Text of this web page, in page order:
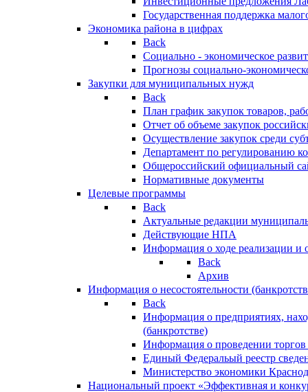
Государственная поддержка
Экономика района в цифрах
Back
Социально - экономическое
Прогнозы социально-
Закупки для муниципальных нужд
Back
План график закупок товаров,
Отчет об объеме закупок
Осуществление закупок среди
Департамент по регулированию
Общероссийский официальный
Нормативные документы
Целевые программы
Back
Актуальные редакции
Действующие НПА
Информация о ходе реализации
Back
Архив
Информация о несостоятельности
Back
Информация о предприятиях,
(банкротстве)
Информация о проведении
Единый Федеральый реестр
Министерство экономики
Национальный проект «Эффективная и